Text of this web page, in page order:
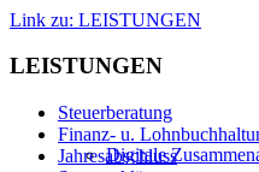
Digitale
Link zu: LEISTUNGEN
LEISTUNGEN
Steuerberatung
Finanz- u.
Jahresabschluss